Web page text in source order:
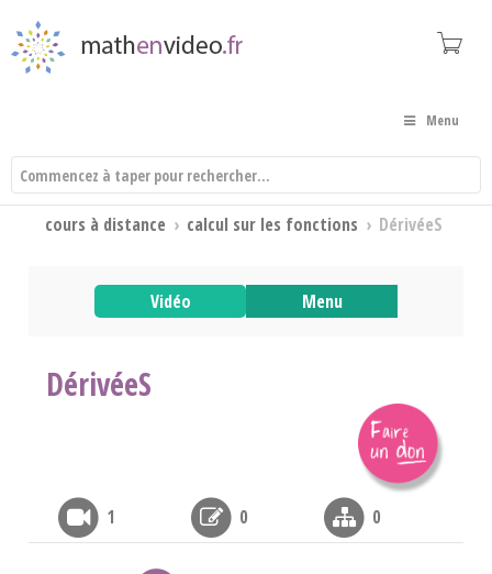
Menu
cours à distance › calcul sur les fonctions › DérivéeS
Vidéo Menu
DérivéeS
1 0 0